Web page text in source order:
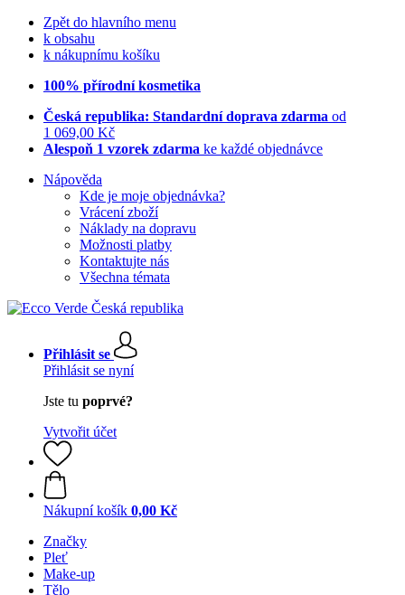
Zpět do hlavního menu
k obsahu
k nákupnímu košíku
100% přírodní kosmetika
Česká republika: Standardní doprava zdarma od
1 069,00 Kč
Alespoň 1 vzorek zdarma ke každé objednávce
Nápověda
Kde je moje objednávka?
Vrácení zboží
Náklady na dopravu
Možnosti platby
Kontaktujte nás
Všechna témata
Přihlásit se
Přihlásit se nyní
Jste tu poprvé?
Vytvořit účet
Nákupní košík 0,00 Kč
Značky
Pleť
Make-up
Tělo